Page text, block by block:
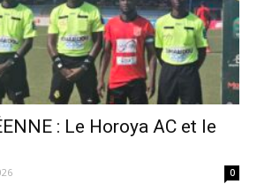
: Le Horoya AC et le
0